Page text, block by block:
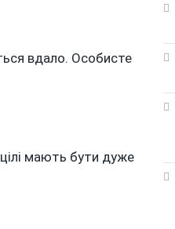
вдало. Особисте
мають бути дуже